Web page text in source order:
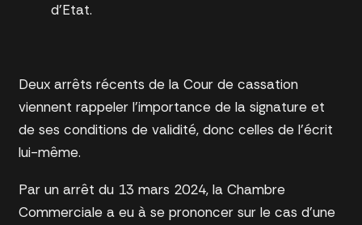
d’Etat.
Deux arrêts récents de la Cour de cassation
viennent rappeler l’importance de la signature et
de ses conditions de validité, donc celles de l’écrit
lui-même.
Par un arrêt du 13 mars 2024, la Chambre
Commerciale a eu à se prononcer sur le cas d’une